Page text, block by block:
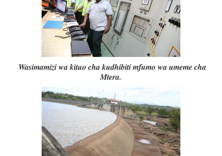
Wasimamizi wa kituo cha kudhibiti mfumo wa umeme cha
Mtera.